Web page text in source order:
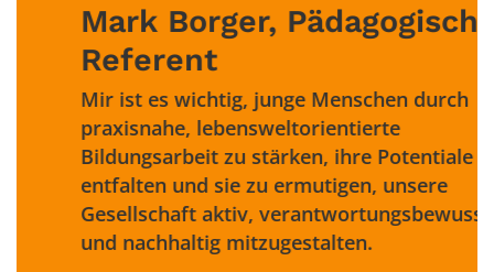
Borger, Pädagogischer
wichtig, junge Menschen durch
lebensweltorientierte
zu stärken, ihre Potentiale zu
und sie zu ermutigen, unsere
aktiv, verantwortungsbewusst
mitzugestalten.